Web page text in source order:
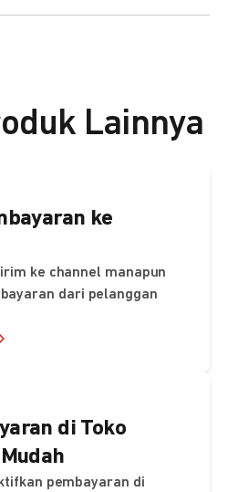
Lainnya
ke
ke channel manapun
dari pelanggan
di Toko
pembayaran di